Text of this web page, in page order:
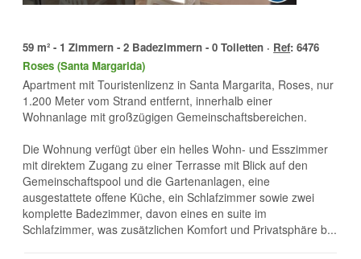
59 m² - 1 Zimmern - 2 Badezimmern - 0 Toiletten · Ref: 6476
Roses (Santa Margarida)
Apartment mit Touristenlizenz in Santa Margarita, Roses, nur
1.200 Meter vom Strand entfernt, innerhalb einer
Wohnanlage mit großzügigen Gemeinschaftsbereichen.
Die Wohnung verfügt über ein helles Wohn- und Esszimmer
mit direktem Zugang zu einer Terrasse mit Blick auf den
Gemeinschaftspool und die Gartenanlagen, eine
ausgestattete offene Küche, ein Schlafzimmer sowie zwei
komplette Badezimmer, davon eines en suite im
Schlafzimmer, was zusätzlichen Komfort und Privatsphäre b...